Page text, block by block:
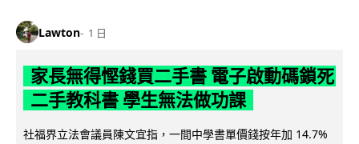
Lawton 1 日
家長無得慳錢買二手書 電子啟動碼鎖死
二手教科書 學生無法做功課
社福界立法會議員陳文宜指，一間中學書單價錢按年加 14.7%